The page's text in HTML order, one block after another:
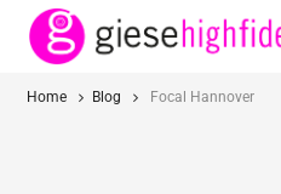
Home Blog Focal Hannover